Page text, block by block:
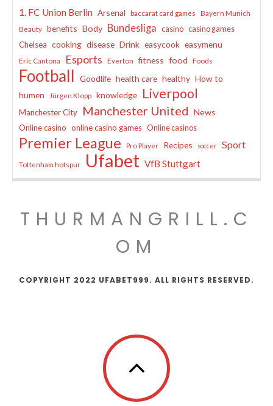
1. FC Union Berlin Arsenal baccarat card games
Bayern Munich
Beauty
benefits Body Bundesliga casino casino games
Chelsea cooking disease Drink easycook easymenu
Eric Cantona Esports Everton fitness food Foods
Football Goodlife health care healthy How to
humen
Jürgen Klopp knowledge Liverpool
Manchester City Manchester United News
Online casino online casino games Online casinos
Premier League Pro Player Recipes soccer Sport
Tottenham hotspur Ufabet VfB Stuttgart
THURMANGRILL.C
OM
COPYRIGHT 2022 UFABET999. ALL RIGHTS RESERVED.